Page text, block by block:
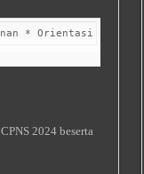
* Orientasi Kerja *
2024 beserta